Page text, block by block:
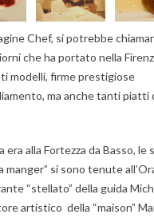
Chef, si potrebbe
che ha portato nella
modelli, firme prestigiose
ma anche tanti piatti
era alla Fortezza da Basso, le
manger” si sono tenute
“stellato” della guida
artistico della “maison”